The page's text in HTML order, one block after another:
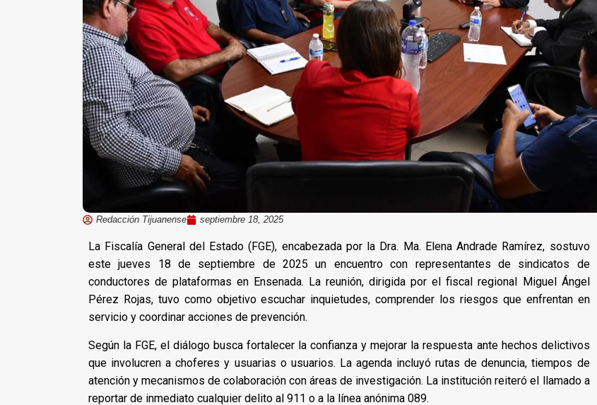
Redacción Tijuanense septiembre 18, 2025
La Fiscalía General del Estado (FGE), encabezada por la Dra. Ma. Elena Andrade Ramírez, sostuvo
este jueves 18 de septiembre de 2025 un encuentro con representantes de sindicatos de
conductores de plataformas en Ensenada. La reunión, dirigida por el fiscal regional Miguel Ángel
Pérez Rojas, tuvo como objetivo escuchar inquietudes, comprender los riesgos que enfrentan en
servicio y coordinar acciones de prevención.
Según la FGE, el diálogo busca fortalecer la confianza y mejorar la respuesta ante hechos delictivos
que involucren a choferes y usuarias o usuarios. La agenda incluyó rutas de denuncia, tiempos de
atención y mecanismos de colaboración con áreas de investigación. La institución reiteró el llamado a
reportar de inmediato cualquier delito al 911 o a la línea anónima 089.